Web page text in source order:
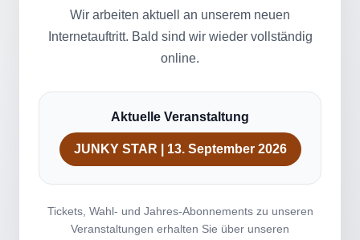
Wir arbeiten aktuell an unserem neuen
Internetauftritt. Bald sind wir wieder vollständig
online.
Aktuelle Veranstaltung
JUNKY STAR | 13. September 2026
Tickets, Wahl- und Jahres-Abonnements zu unseren
Veranstaltungen erhalten Sie über unseren